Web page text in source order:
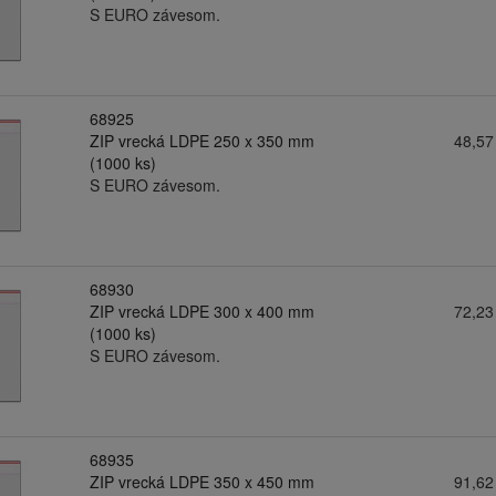
S EURO závesom.
68925
ZIP vrecká LDPE 250 x 350 mm
(1000 ks)
S EURO závesom.
68930
ZIP vrecká LDPE 300 x 400 mm
(1000 ks)
S EURO závesom.
68935
ZIP vrecká LDPE 350 x 450 mm